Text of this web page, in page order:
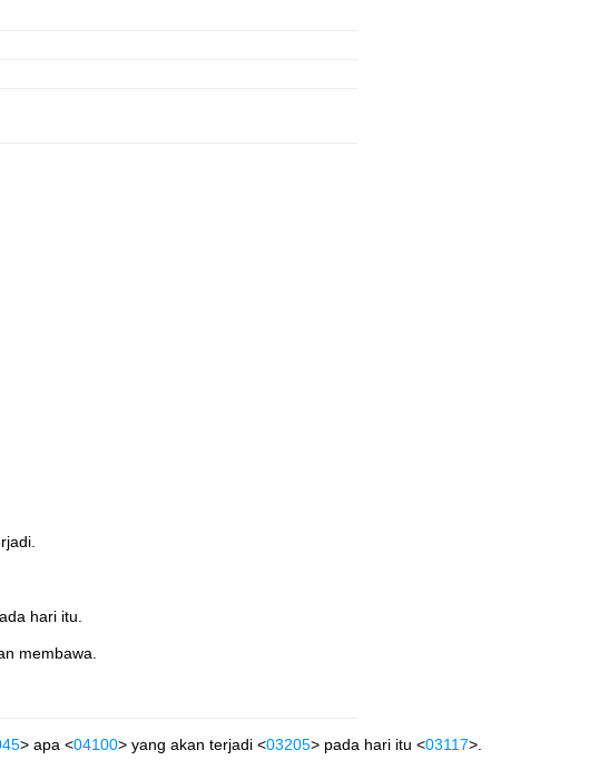
hari itu.
membawa.
> apa <04100> yang akan terjadi <03205> pada hari itu <03117>.